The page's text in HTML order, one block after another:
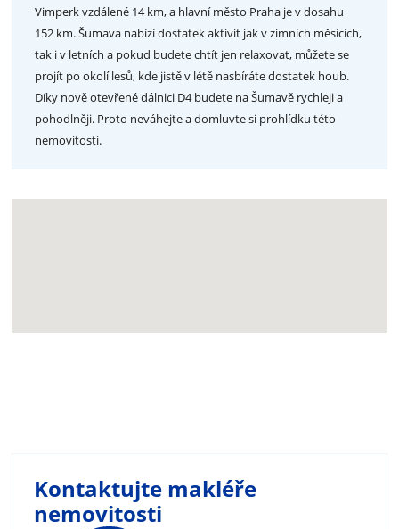
Vimperk vzdálené 14 km, a hlavní město Praha je v dosahu
152 km. Šumava nabízí dostatek aktivit jak v zimních měsících,
tak i v letních a pokud budete chtít jen relaxovat, můžete se
projít po okolí lesů, kde jistě v létě nasbíráte dostatek houb.
Díky nově otevřené dálnici D4 budete na Šumavě rychleji a
pohodlněji. Proto neváhejte a domluvte si prohlídku této
nemovitosti.
Kontaktujte makléře
nemovitosti